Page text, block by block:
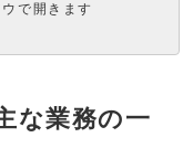
で開きます
な業務の一